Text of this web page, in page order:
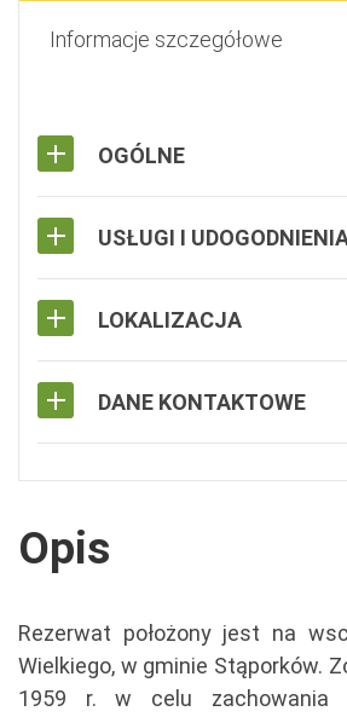
Informacje szczegółowe
OGÓLNE
USŁUGI I
LOKALIZACJA
DANE KONTAKTOWE
Opis
Rezerwat położony jest na
Wielkiego, w gminie Stąporków.
1959 r. w celu zachowania